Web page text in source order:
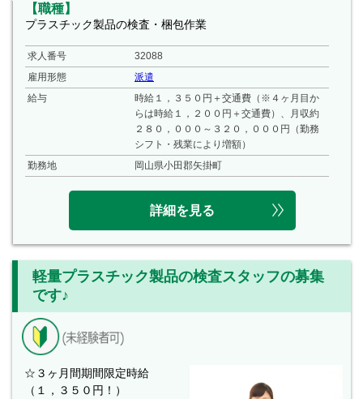
【職種】
プラスチック製品の検査・梱包作業
求人番号
32088
雇用形態
派遣
給与
時給１，３５０円＋交通費（※４ヶ月目か
らは時給１，２００円＋交通費）、月収約
２８０，０００～３２０，０００円（勤務
シフト・残業により増額）
勤務地
岡山県小田郡矢掛町
詳細を見る
軽量プラスチック製品の検査スタッフの募集
です♪
☆３ヶ月間期間限定時給
（１，３５０円！）